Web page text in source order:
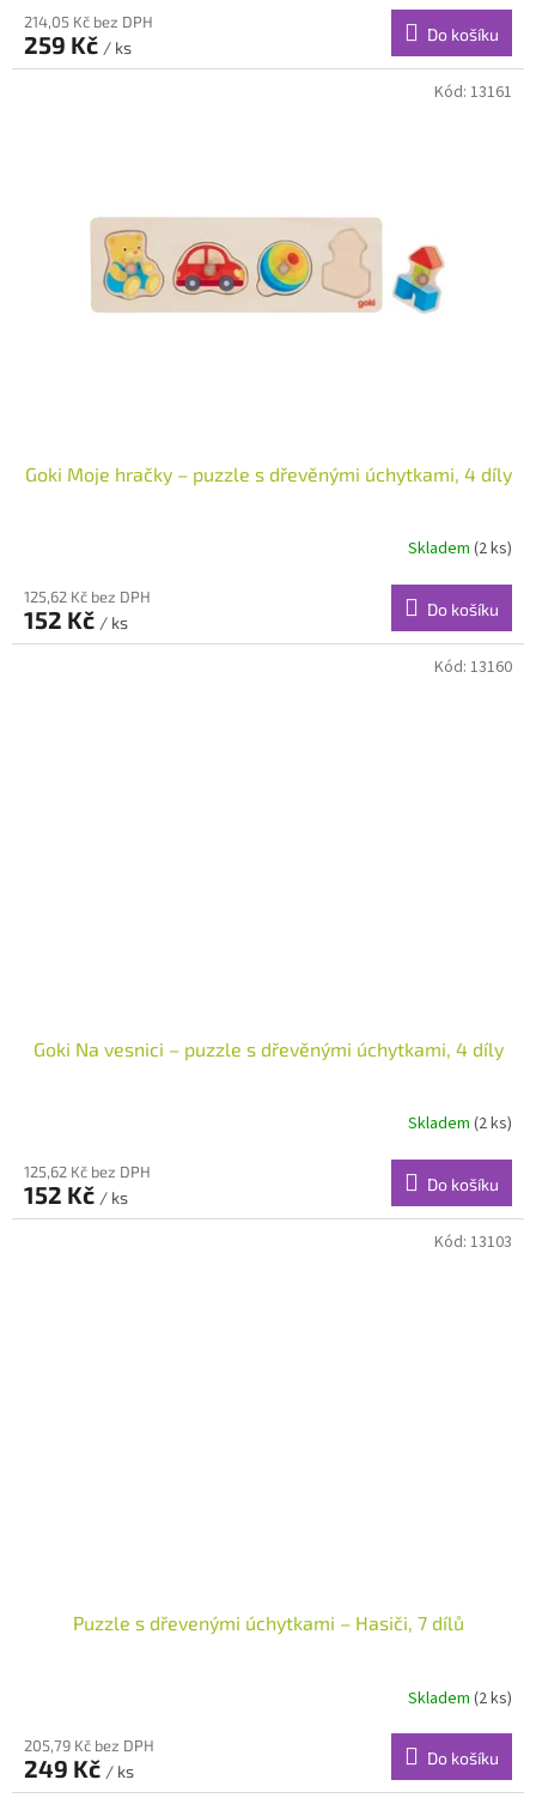
214,05 Kč bez DPH
259 Kč / ks
Do košíku
Goki Moje hračky – puzzle s dřevěnými úchytkami, 4 díly
Skladem (2 ks)
125,62 Kč bez DPH
152 Kč / ks
Do košíku
Kód: 13161
Goki Na vesnici – puzzle s dřevěnými úchytkami, 4 díly
Skladem (2 ks)
125,62 Kč bez DPH
152 Kč / ks
Do košíku
Kód: 13160
Puzzle s dřevenými úchytkami – Hasiči, 7 dílů
Skladem (2 ks)
205,79 Kč bez DPH
249 Kč / ks
Do košíku
Kód: 13103